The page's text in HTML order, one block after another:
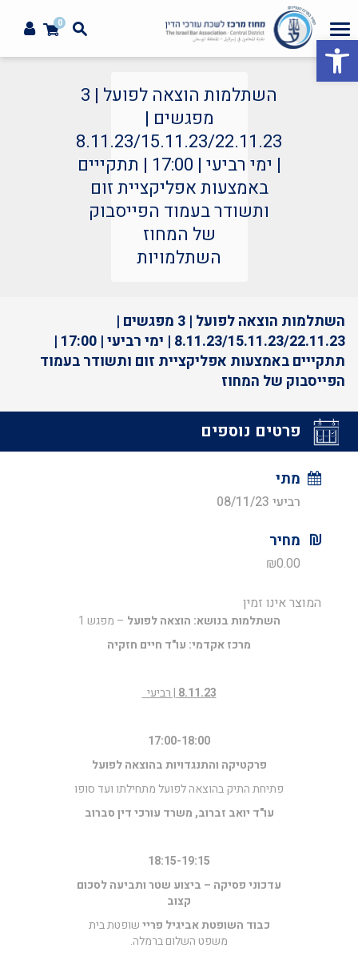
פתח סרגל נגישות
0
השתלמות הוצאה לפועל | 3
מפגשים |
8.11.23/15.11.23/22.11.23
| ימי רביעי | 17:00 | תתקייים
באמצעות אפליקציית זום
ותשודר בעמוד הפייסבוק
של המחוז
השתלמויות
השתלמות הוצאה לפועל | 3 מפגשים |
8.11.23/15.11.23/22.11.23 | ימי רביעי | 17:00 |
תתקייים באמצעות אפליקציית זום ותשודר בעמוד
הפייסבוק של המחוז
פרטים נוספים
מתי
רביעי 08/11/23
מחיר
₪0.00
המוצר אינו זמין
השתלמות בנושא: הוצאה לפועל – מפגש 1
מרכז אקדמי: עו"ד חיים חזקיה
8.11.23 | רביעי
17:00-18:00
פרקטיקה והתנגדויות בהוצאה לפועל
פתיחת התיק בהוצאה לפועל מתחילתו ועד סופו
עו"ד יואב זברוב, משרד עורכי דין סברוב
18:15-19:15
עדכוני פסיקה – ביצוע שטר ותביעה לסכום
קצוב
כבוד השופטת אביגיל פריישופטת בית
משפט השלום ברמלה.